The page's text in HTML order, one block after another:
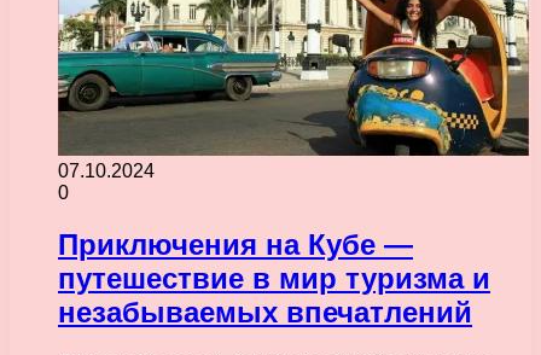
07.10.2024
0
Приключения на Кубе —
путешествие в мир туризма и
незабываемых впечатлений